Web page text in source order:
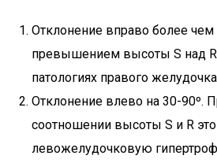
Отклонение вправо более чем
превышением высоты S над R
патологиях правого
Отклонение влево на 30-90º.
соотношении высоты S и R
левожелудочковую